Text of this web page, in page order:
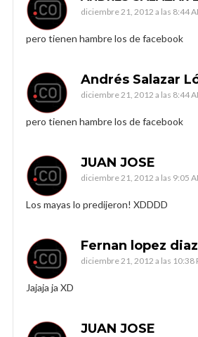
diciembre 21, 2012 a las 8:44
pero tienen hambre los de facebook
Andrés Salazar
diciembre 21, 2012 a las 8:44
pero tienen hambre los de facebook
JUAN JOSE
diciembre 21, 2012 a las 9:05
Los mayas lo predijeron! XDDDD
Fernan lopez diaz
diciembre 21, 2012 a las 10:38
Jajaja ja XD
JUAN JOSE